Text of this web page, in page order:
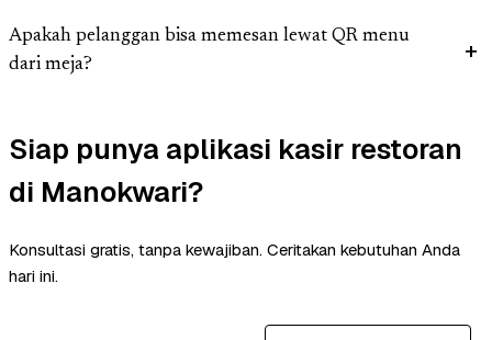
Apakah pelanggan bisa memesan lewat QR menu
dari meja?
Siap punya aplikasi kasir restoran
di Manokwari?
Konsultasi gratis, tanpa kewajiban. Ceritakan kebutuhan Anda
hari ini.